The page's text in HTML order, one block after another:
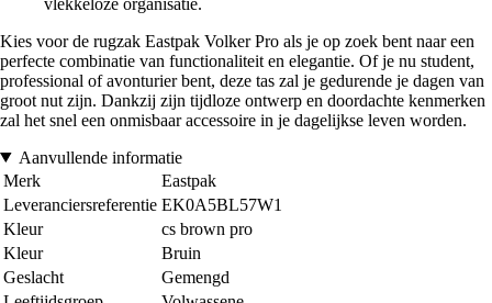
Kies voor de rugzak Eastpak Volker Pro als je op zoek bent naar een
perfecte combinatie van functionaliteit en elegantie. Of je nu student,
professional of avonturier bent, deze tas zal je gedurende je dagen van
groot nut zijn. Dankzij zijn tijdloze ontwerp en doordachte kenmerken
zal het snel een onmisbaar accessoire in je dagelijkse leven worden.
Aanvullende informatie
Merk
Eastpak
Leveranciersreferentie EK0A5BL57W1
Kleur
cs brown pro
Kleur
Bruin
Geslacht
Gemengd